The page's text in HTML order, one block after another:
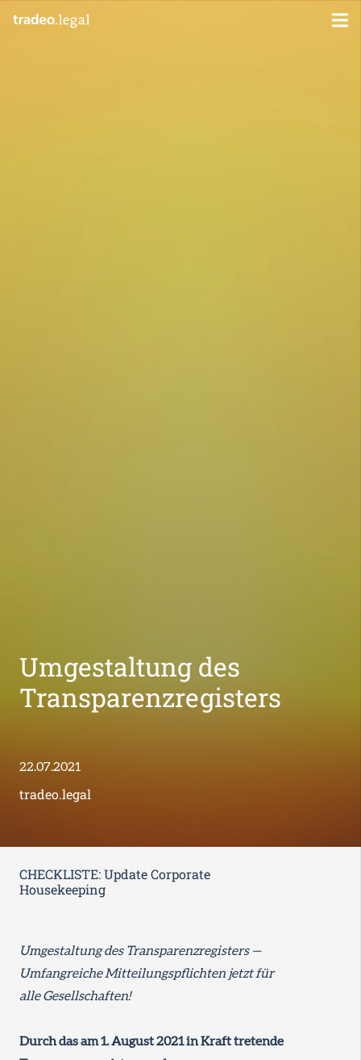
Umgestaltung des
Transparenzregisters
22.07.2021
tradeo.legal
CHECKLISTE: Update Corporate
Housekeeping
Umgestaltung des Transparenzregisters —
Umfangreiche Mitteilungspflichten jetzt für
alle Gesellschaften!
Durch das am 1. August 2021 in Kraft tretende